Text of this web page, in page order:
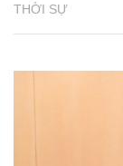
THỜI SỰ